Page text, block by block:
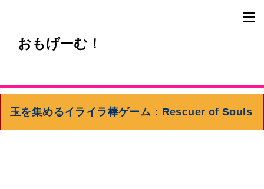
おもげーむ！
玉を集めるイライラ棒ゲーム：Rescuer of Souls